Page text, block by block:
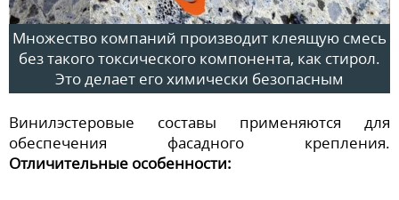
Множество компаний производит клеящую смесь
без такого токсического компонента, как стирол.
Это делает его химически безопасным
Винилэстеровые составы применяются для
обеспечения фасадного крепления.
Отличительные особенности: